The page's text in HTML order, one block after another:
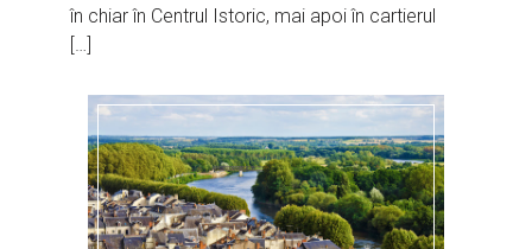
în chiar în Centrul Istoric, mai apoi în cartierul
[…]